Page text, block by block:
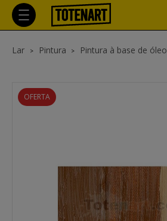
Lar Pintura Pintura à base de óleo
OFERTA